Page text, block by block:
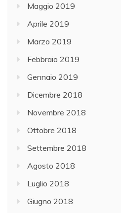
Maggio 2019
Aprile 2019
Marzo 2019
Febbraio 2019
Gennaio 2019
Dicembre 2018
Novembre 2018
Ottobre 2018
Settembre 2018
Agosto 2018
Luglio 2018
Giugno 2018